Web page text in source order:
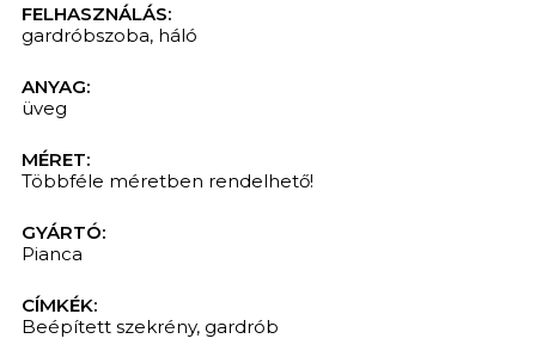
FELHASZNÁLÁS:
gardróbszoba, háló
ANYAG:
üveg
MÉRET:
Többféle méretben rendelhető!
GYÁRTÓ:
Pianca
CÍMKÉK:
Beépített szekrény, gardrób